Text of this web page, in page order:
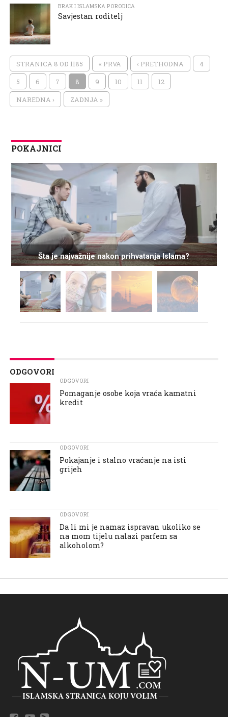
BRAK I ISLAMSKA PORODICA
Savjestan roditelj
STRANICA 8 OD 1185 « PRVA ‹ PRETHODNA 4
5 6 7 8 9 10 11 12
NAREDNA › ZADNJA »
POKAJNICI
Šta je najvažnije nakon prihvatanja Islama?
ODGOVORI
ODGOVORI
Pomaganje osobe koja vraća kamatni
kredit
ODGOVORI
Pokajanje i stalno vraćanje na isti
grijeh
ODGOVORI
Da li mi je namaz ispravan ukoliko se
na mom tijelu nalazi parfem sa
alkoholom?